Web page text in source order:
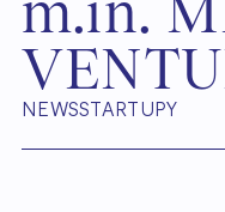
VENTU
NEWSSTARTUPY